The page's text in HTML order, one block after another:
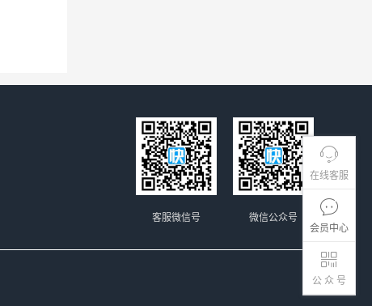
在线客服
会员中心
公 众 号
微信公众号
客服微信号